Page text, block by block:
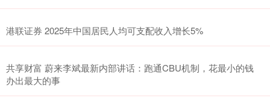
港联证券 2025年中国居民人均可支配收入增长5%
共享财富 蔚来李斌最新内部讲话：跑通CBU机制，花最小的钱
办出最大的事